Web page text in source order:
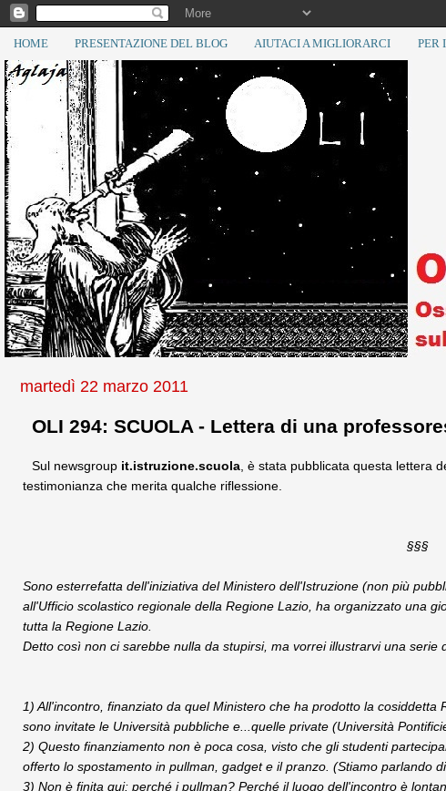
HOME PRESENTAZIONE DEL BLOG AIUTACI A MIGLIORARCI PER
martedì 22 marzo 2011
OLI 294: SCUOLA - Lettera di una
Sul newsgroup it.istruzione.scuola , è stata pubblicata questa lettera
testimonianza che merita qualche riflessione.
§§§
Sono esterrefatta dell'iniziativa del Ministero dell'Istruzione (non più
all'Ufficio scolastico regionale della Regione Lazio, ha organizzato una
tutta la Regione Lazio.
Detto così non ci sarebbe nulla da stupirsi, ma vorrei illustrarvi una
1) All'incontro, finanziato da quel Ministero che ha prodotto la cosiddetta
sono invitate le Università pubbliche e...quelle private (Università
2) Questo finanziamento non è poca cosa, visto che gli studenti
offerto lo spostamento in pullman, gadget e il pranzo. (Stiamo parlando
3) Non è finita qui: perché i pullman? Perché il luogo dell'incontro è